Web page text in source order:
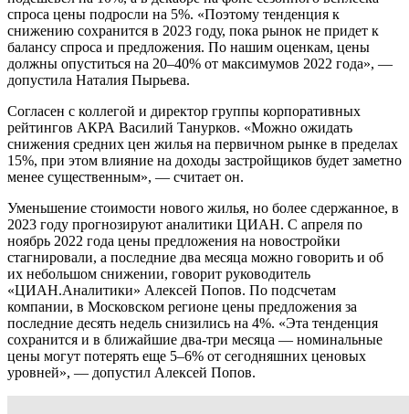
спроса цены подросли на 5%. «Поэтому тенденция к
снижению сохранится в 2023 году, пока рынок не придет к
балансу спроса и предложения. По нашим оценкам, цены
должны опуститься на 20–40% от максимумов 2022 года», —
допустила Наталия Пырьева.
Согласен с коллегой и директор группы корпоративных
рейтингов АКРА Василий Танурков. «Можно ожидать
снижения средних цен жилья на первичном рынке в пределах
15%, при этом влияние на доходы застройщиков будет заметно
менее существенным», — считает он.
Уменьшение стоимости нового жилья, но более сдержанное, в
2023 году прогнозируют аналитики ЦИАН. С апреля по
ноябрь 2022 года цены предложения на новостройки
стагнировали, а последние два месяца можно говорить и об
их небольшом снижении, говорит руководитель
«ЦИАН.Аналитики» Алексей Попов. По подсчетам
компании, в Московском регионе цены предложения за
последние десять недель снизились на 4%. «Эта тенденция
сохранится и в ближайшие два-три месяца — номинальные
цены могут потерять еще 5–6% от сегодняшних ценовых
уровней», — допустил Алексей Попов.